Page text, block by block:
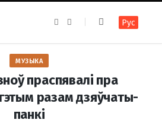
e
k
t
a
m
Рус
МУЗЫКА
праспявалі пра
разам дзяўчаты-
панкі